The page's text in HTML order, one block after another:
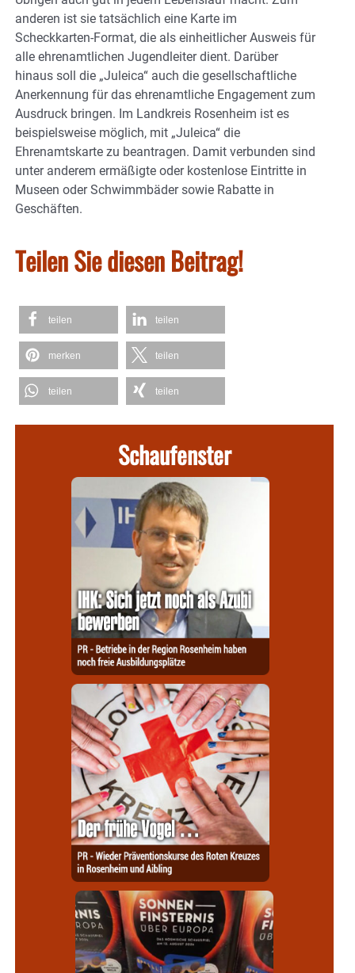
anderen ist sie tatsächlich eine Karte im
Scheckkarten-Format, die als einheitlicher Ausweis für
alle ehrenamtlichen Jugendleiter dient. Darüber
hinaus soll die „Juleica“ auch die gesellschaftliche
Anerkennung für das ehrenamtliche Engagement zum
Ausdruck bringen. Im Landkreis Rosenheim ist es
beispielsweise möglich, mit „Juleica“ die
Ehrenamtskarte zu beantragen. Damit verbunden sind
unter anderem ermäßigte oder kostenlose Eintritte in
Museen oder Schwimmbäder sowie Rabatte in
Geschäften.
Teilen Sie diesen Beitrag!
teilen teilen
merken teilen
teilen teilen
Schaufenster